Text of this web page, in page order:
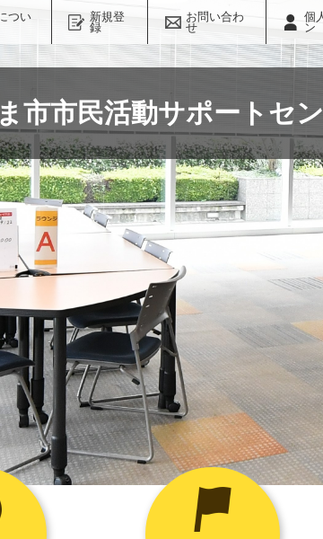
つい
新規登
録
お問い合わ
せ
個
ン
市市民活動サポートセ